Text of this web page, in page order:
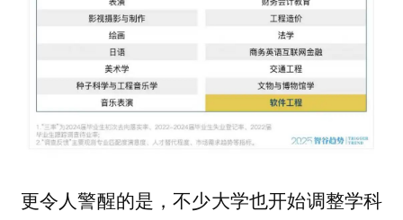
更令人警醒的是，不少大学也开始调整学科